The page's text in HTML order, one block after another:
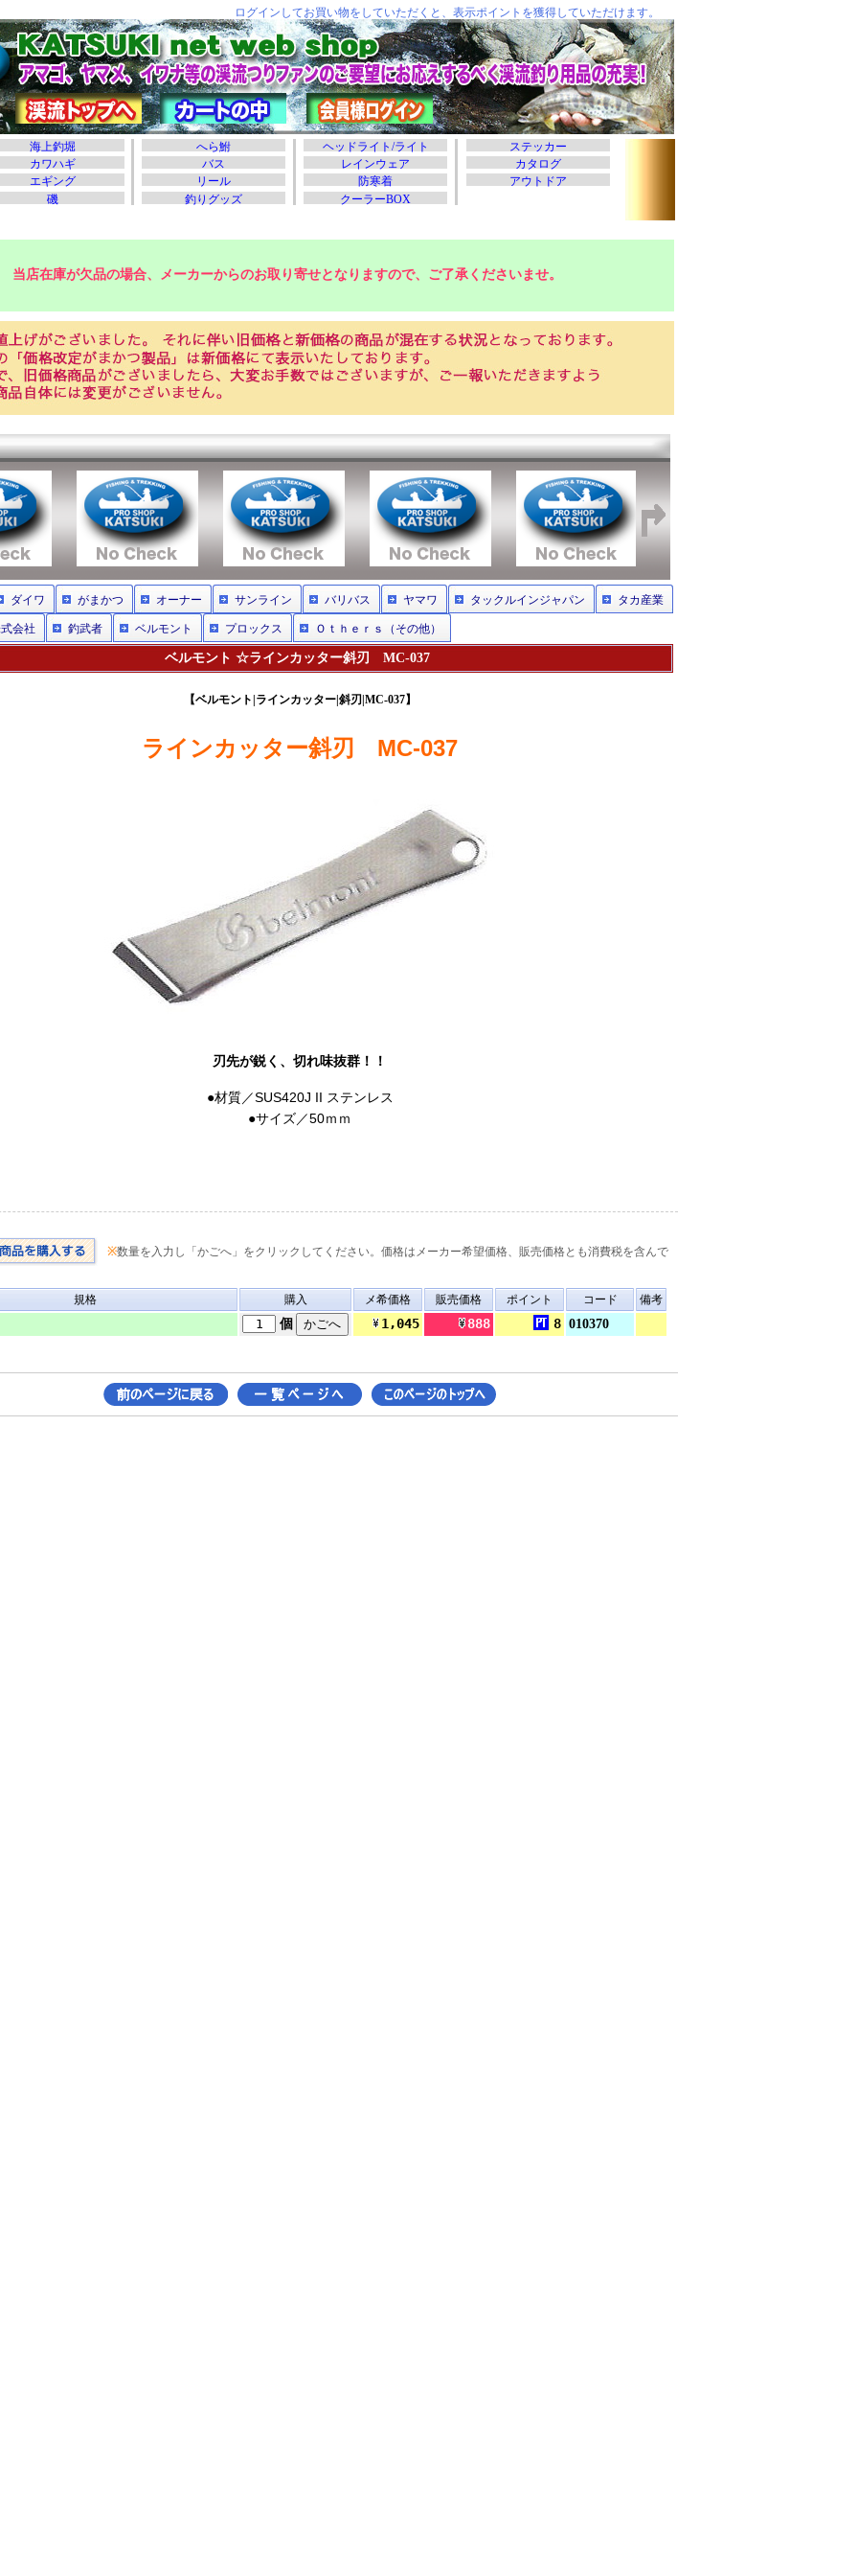
当店在庫が欠品の場合、メーカーからのお取り寄せとなりますので、ご了承くださいませ。
ダイワ がまかつ オーナー サンライン バリバス ヤマワ タックルインジャパン タカ産業
会社 釣武者 ベルモント プロックス Ｏｔｈｅｒｓ（その他）
ベルモント ☆ラインカッター斜刃 MC-037
【ベルモント|ラインカッター|斜刃|MC-037】
ラインカッター斜刃 MC-037
刃先が鋭く、切れ味抜群！！
●材質／SUS420J II ステンレス
●サイズ／50ｍｍ
※数量を入力し「かごへ」をクリックしてください。価格はメーカー希望価格、販売価格とも消費税を含んで
規格 購入 メ希価格 販売価格 ポイント コード 備考
個 1,045 888 8 010370